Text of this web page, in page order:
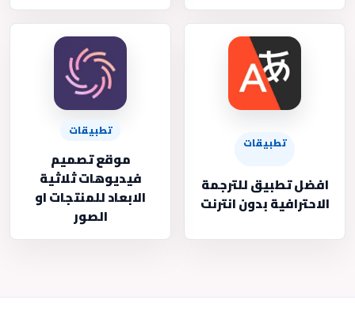
تطبيقات
افضل تطبيق للترجمة
الاحترافية بدون انترنت
تطبيقات
موقع تصميم
فيديوهات ثلاثية
الابعاد للمنتجات او
الصور